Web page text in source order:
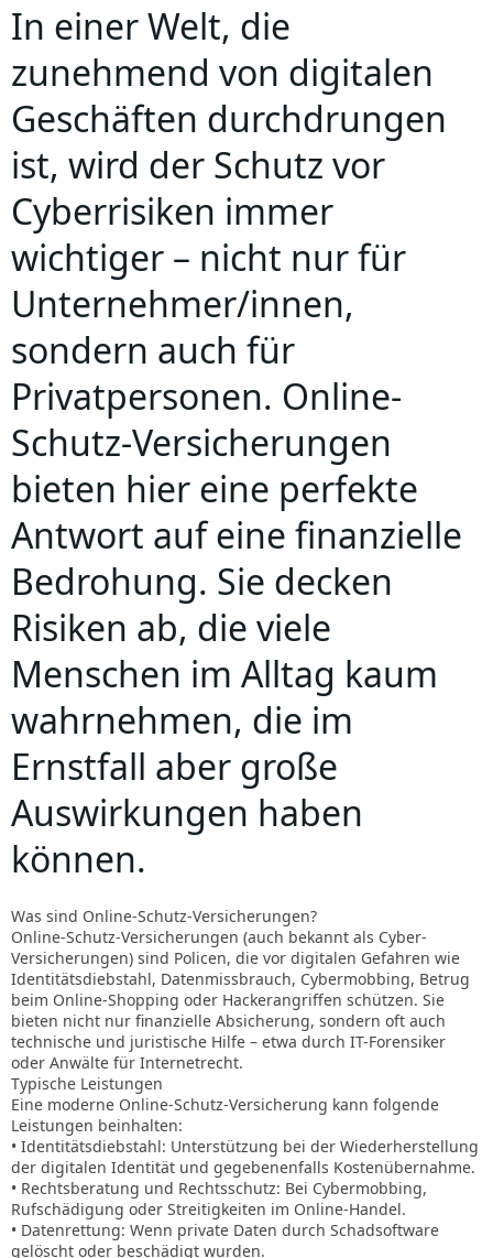
In einer Welt, die
zunehmend von digitalen
Geschäften durchdrungen
ist, wird der Schutz vor
Cyberrisiken immer
wichtiger – nicht nur für
Unternehmer/innen,
sondern auch für
Privatpersonen. Online-
Schutz-Versicherungen
bieten hier eine perfekte
Antwort auf eine finanzielle
Bedrohung. Sie decken
Risiken ab, die viele
Menschen im Alltag kaum
wahrnehmen, die im
Ernstfall aber große
Auswirkungen haben
können.
Was sind Online-Schutz-Versicherungen?
Online-Schutz-Versicherungen (auch bekannt als Cyber-
Versicherungen) sind Policen, die vor digitalen Gefahren wie
Identitätsdiebstahl, Datenmissbrauch, Cybermobbing, Betrug
beim Online-Shopping oder Hackerangriffen schützen. Sie
bieten nicht nur finanzielle Absicherung, sondern oft auch
technische und juristische Hilfe – etwa durch IT-Forensiker
oder Anwälte für Internetrecht.
Typische Leistungen
Eine moderne Online-Schutz-Versicherung kann folgende
Leistungen beinhalten:
• Identitätsdiebstahl: Unterstützung bei der Wiederherstellung
der digitalen Identität und gegebenenfalls Kostenübernahme.
• Rechtsberatung und Rechtsschutz: Bei Cybermobbing,
Rufschädigung oder Streitigkeiten im Online-Handel.
• Datenrettung: Wenn private Daten durch Schadsoftware
gelöscht oder beschädigt wurden.